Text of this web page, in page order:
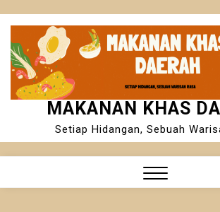
Skip
content
MAKANAN KHAS
Setiap Hidangan, Sebuah